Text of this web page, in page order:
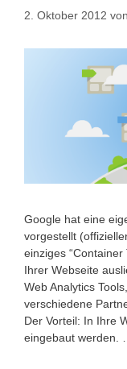
2. Oktober 2012 von
Google hat eine
vorgestellt
einziges
Ihrer Webseite
Web Analytics
verschiedene
Der Vorteil: In Ihre
eingebaut werden.